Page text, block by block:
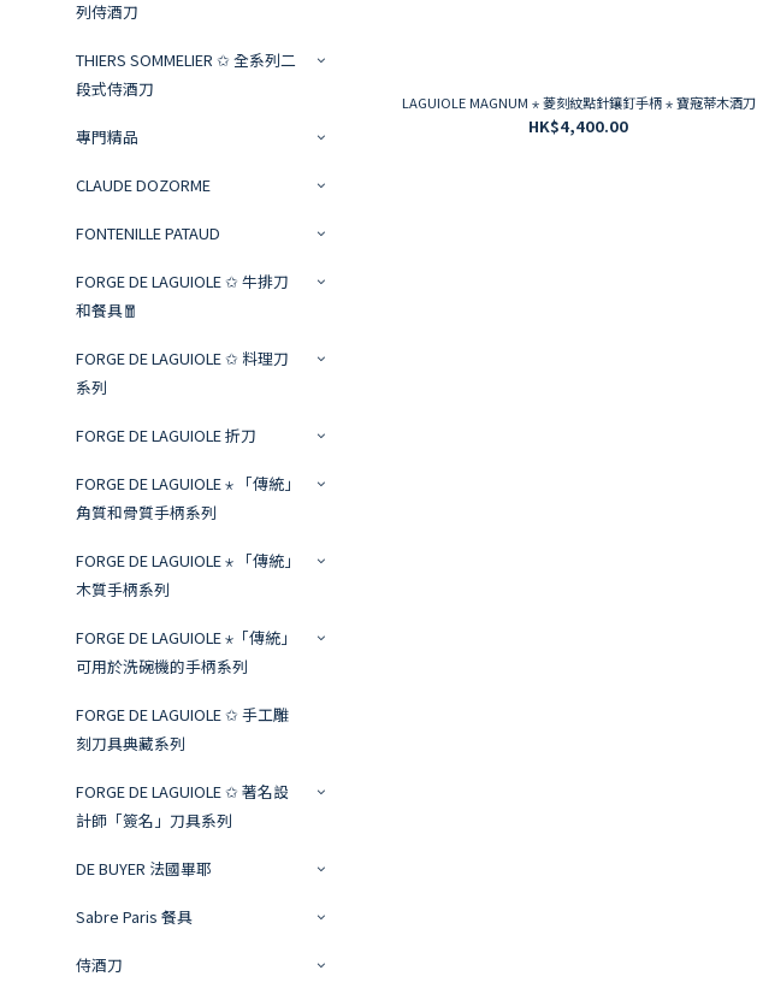
列侍酒刀
THIERS SOMMELIER ✩ 全系列二
段式侍酒刀
專門精品
CLAUDE DOZORME
FONTENILLE PATAUD
FORGE DE LAGUIOLE ✩ 牛排刀
和餐具🧧
FORGE DE LAGUIOLE ✩ 料理刀
系列
FORGE DE LAGUIOLE 折刀
FORGE DE LAGUIOLE ⋆ 「傳統」
角質和骨質手柄系列
FORGE DE LAGUIOLE ⋆ 「傳統」
木質手柄系列
FORGE DE LAGUIOLE ⋆「傳統」
可用於洗碗機的手柄系列
FORGE DE LAGUIOLE ✩ 手工雕
刻刀具典藏系列
FORGE DE LAGUIOLE ✩ 著名設
計師「簽名」刀具系列
DE BUYER 法國畢耶
Sabre Paris 餐具
侍酒刀
LAGUIOLE MAGNUM ⋆ 菱刻紋點針鑲釘手柄 ⋆ 寶寇蒂木酒刀
HK$4,400.00